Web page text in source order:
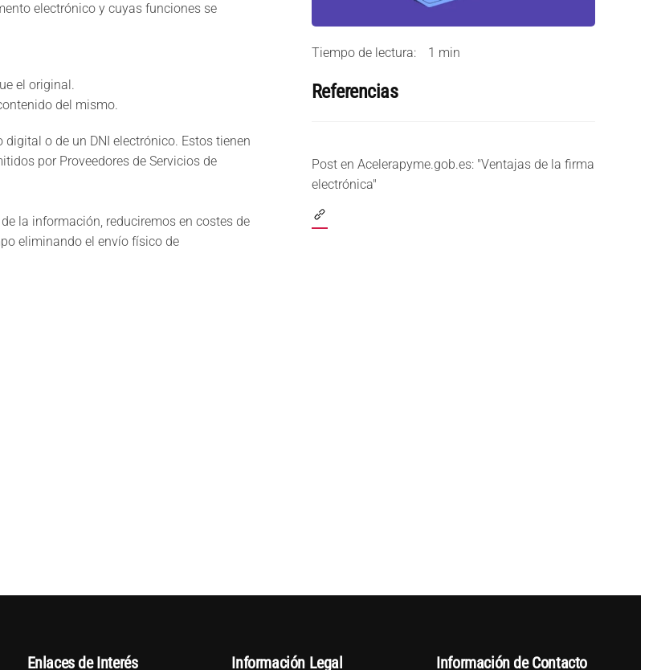
electrónico y cuyas funciones se
el original.
del mismo.
o de un DNI electrónico. Estos tienen
por Proveedores de Servicios de
la información, reduciremos en costes de
eliminando el envío físico de
Tiempo de lectura: 1 min
Referencias
Post en Acelerapyme.gob.es: "Ventajas de la firma
electrónica"
Enlaces de Interés Información Legal Información de Contacto